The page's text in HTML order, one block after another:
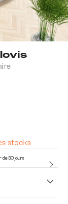
stocks
de 30 jours